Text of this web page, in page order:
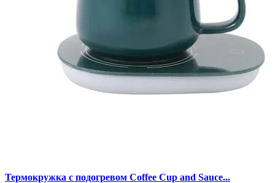
Термокружка с подогревом Coffee Cup and Sauce...